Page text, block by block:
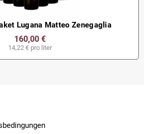
Lugana Matteo Zenegaglia
160,00 €
14,22 € pro liter